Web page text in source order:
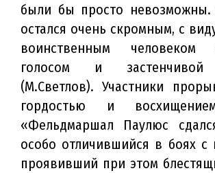
были бы просто
остался очень скромным, с
воинственным
голосом и застенчивой
(М.Светлов). Участники
гордостью и
«Фельдмаршал Паулюс
особо отличившийся в боях с
проявивший при этом